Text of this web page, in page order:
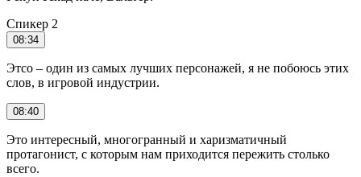
Спикер 2
08:34
Этсо – один из самых лучших персонажей, я не побоюсь этих
слов, в игровой индустрии.
08:40
Это интересный, многогранный и харизматичный
протагонист, с которым нам приходится пережить столько
всего.